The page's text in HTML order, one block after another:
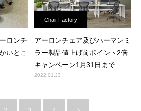
ロンチ
いとこ
Chair Factory
アーロンチェア及びハーマンミ
ラー製品値上げ前ポイント2倍
キャンペーン1月31日まで
2022.01.23